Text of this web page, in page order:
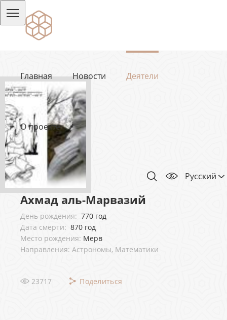
Главная Новости Деятели
О проекте
Русский
Ахмад аль-Марвазий
День рождения: 770 год
Дата смерти: 870 год
Место рождения: Мерв
Направления: Астрономы, Математики
23717 Поделиться